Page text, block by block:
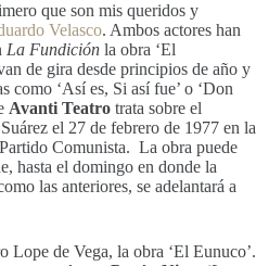
que son mis queridos y
Velasco. Ambos actores han
La Fundición la obra ‘El
de gira desde principios de año y
como ‘Así es, Si así fue’ o ‘Don
Avanti Teatro trata sobre el
el 27 de febrero de 1977 en la
Comunista. La obra puede
hasta el domingo en donde la
las anteriores, se adelantará a
Lope de Vega, la obra ‘El Eunuco’.